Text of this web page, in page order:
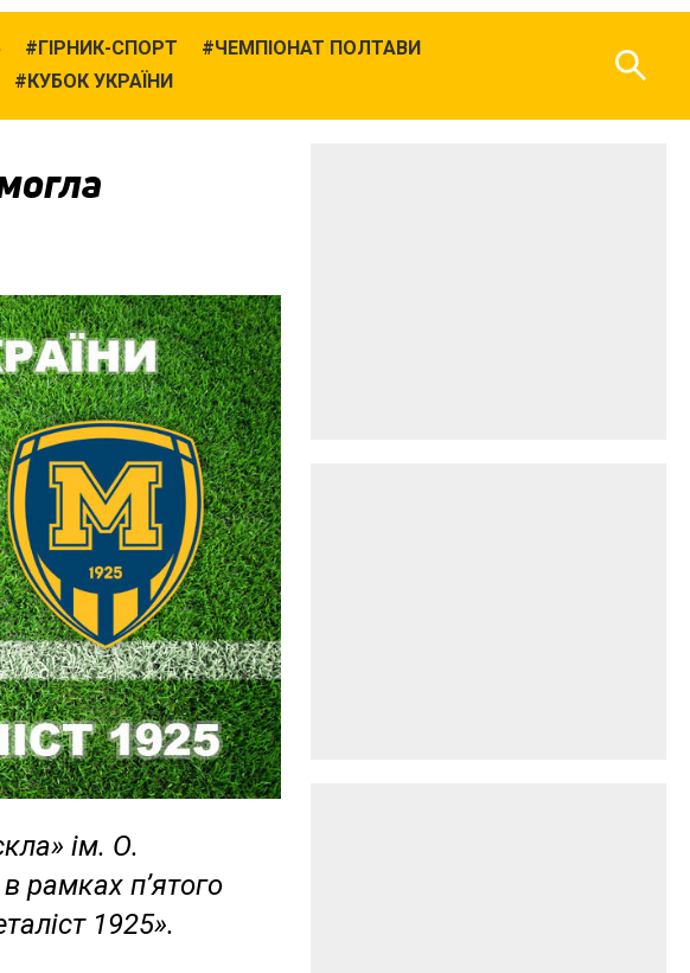
ГІРНИК-СПОРТ
ЧЕМПІОНАТ ПОЛТАВИ
КУБОК УКРАЇНИ
ім. О.
рамках п’ятого
1925».